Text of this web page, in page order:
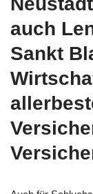
auch
Sankt